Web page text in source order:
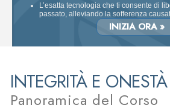
L’esatta tecnologia che ti consente di
passato, alleviando la sofferenza
INIZIA ORA »
INTEGRITÀ E ONESTÀ
Panoramica del Corso